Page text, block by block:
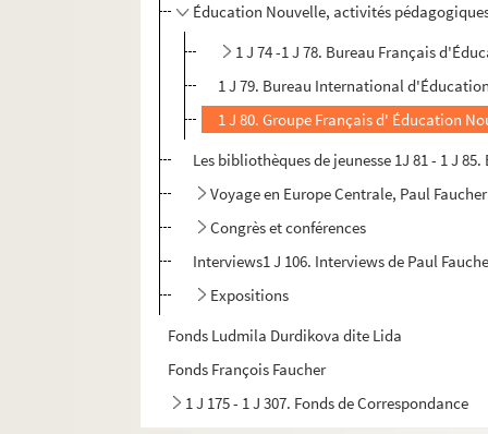
Éducation Nouvelle, activités
1 J 74 -1 J 78. Bureau Français
1 J 79. Bureau International
1 J 80. Groupe Français d' Éducation
Les bibliothèques de jeunesse 1J 81 - 1 J
Voyage en Europe Centrale, Paul
Congrès et conférences
Interviews1 J 106. Interviews de Paul
Expositions
Fonds Ludmila Durdikova dite Lida
Fonds François Faucher
1 J 175 - 1 J 307. Fonds de Correspondance